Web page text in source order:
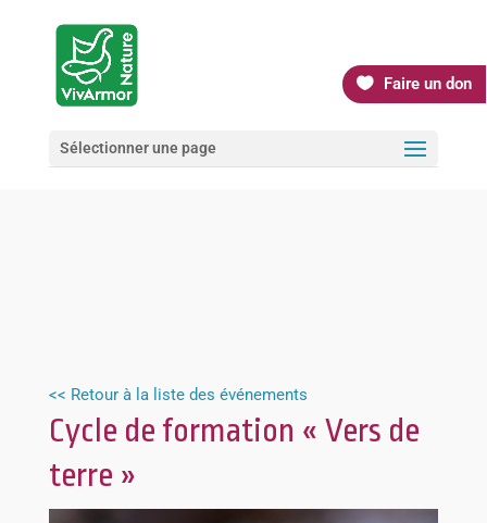
Faire un don
Sélectionner une page
<< Retour à la liste des événements
Cycle de formation « Vers de
terre »